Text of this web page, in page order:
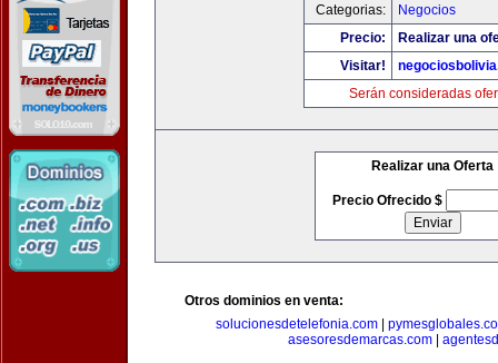
Categorias:
Negocios
Precio:
Realizar una
Visitar!
Serán consideradas
Realizar una Oferta
Precio Ofrecido $
Otros dominios en venta:
solucionesdetelefonia.com|
asesoresdemarcas.com